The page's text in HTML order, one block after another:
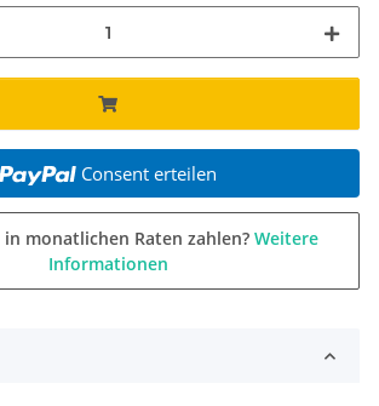
Consent erteilen
monatlichen Raten zahlen? Weitere
Informationen